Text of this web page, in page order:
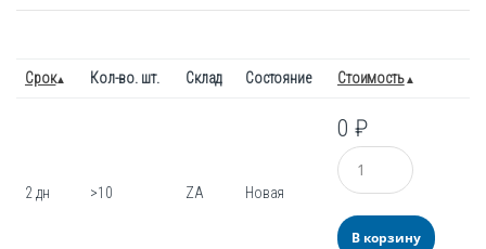
Срок Кол-во. шт. Склад Состояние Стоимость
2 дн >10 ZA Новая
0 ₽
Количество
В корзину